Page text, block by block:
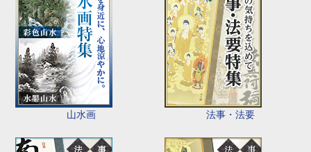
山水画 法事・法要